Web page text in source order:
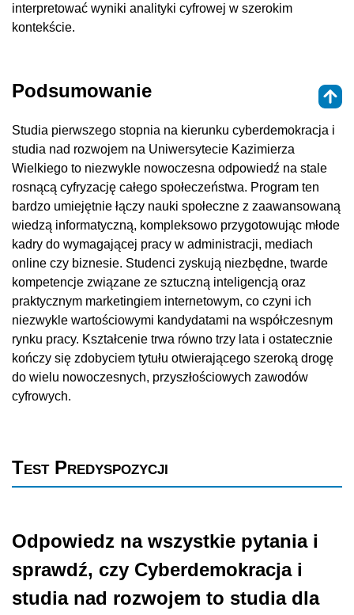
interpretować wyniki analityki cyfrowej w szerokim
kontekście.
Podsumowanie
Studia pierwszego stopnia na kierunku cyberdemokracja i
studia nad rozwojem na Uniwersytecie Kazimierza
Wielkiego to niezwykle nowoczesna odpowiedź na stale
rosnącą cyfryzację całego społeczeństwa. Program ten
bardzo umiejętnie łączy nauki społeczne z zaawansowaną
wiedzą informatyczną, kompleksowo przygotowując młode
kadry do wymagającej pracy w administracji, mediach
online czy biznesie. Studenci zyskują niezbędne, twarde
kompetencje związane ze sztuczną inteligencją oraz
praktycznym marketingiem internetowym, co czyni ich
niezwykle wartościowymi kandydatami na współczesnym
rynku pracy. Kształcenie trwa równo trzy lata i ostatecznie
kończy się zdobyciem tytułu otwierającego szeroką drogę
do wielu nowoczesnych, przyszłościowych zawodów
cyfrowych.
Test Predyspozycji
Odpowiedz na wszystkie pytania i
sprawdź, czy Cyberdemokracja i
studia nad rozwojem to studia dla